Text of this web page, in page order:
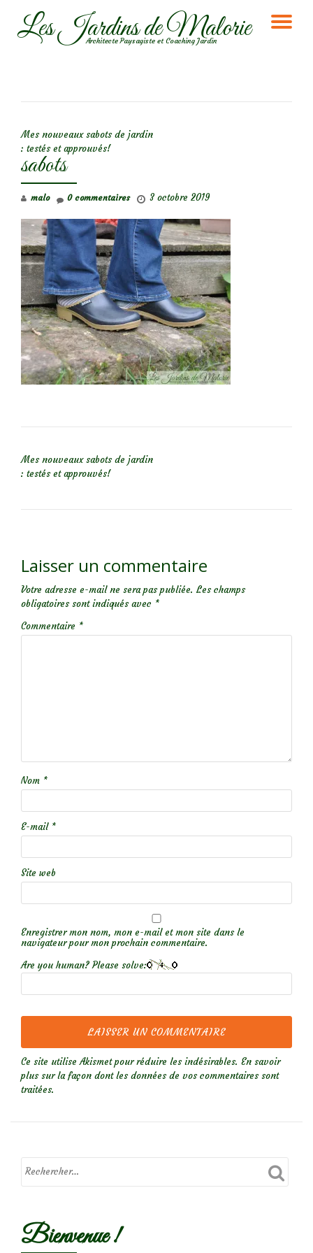
AllerLes Jardins de Malorie
Architecte Paysagiste et Coaching Jardin
Mes nouveaux sabots de jardin
: testés et approuvés!
sabots
malo 3 octobre 2019
0 commentaires
Mes nouveaux sabots de jardin
: testés et approuvés!
Laisser un commentaire
Votre adresse e-mail ne sera pas publiée. Les champs
obligatoires sont indiqués avec *
Commentaire *
Nom *
E-mail *
Site web
Enregistrer mon nom, mon e-mail et mon site dans le
navigateur pour mon prochain commentaire.
Are you human? Please solve:
Ce site utilise Akismet pour réduire les indésirables. En savoir
plus sur la façon dont les données de vos commentaires sont
traitées.
Bienvenue !